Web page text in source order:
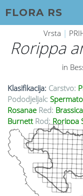
FLORA RS
Vrsta |
Rorippa
in
Klasifikacija: Carstvo:
Pododjeljak:
Rosanae Red:
Burnett Rod: Rorippa